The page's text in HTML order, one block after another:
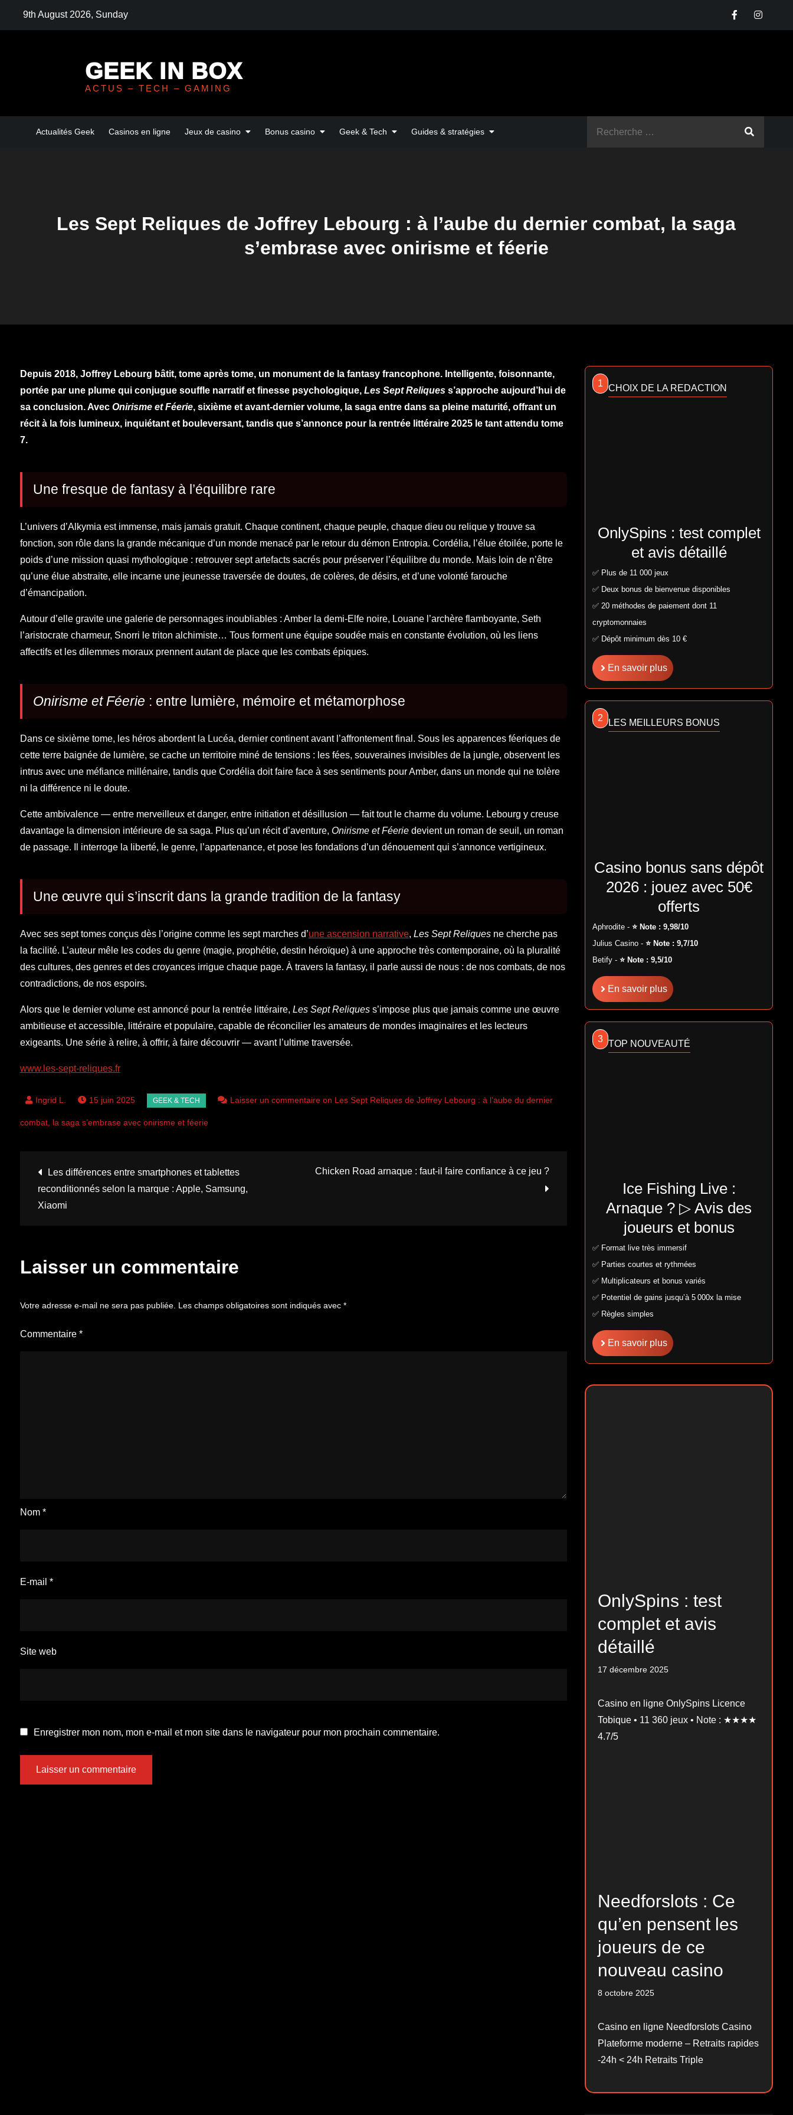
9th August 2026, Sunday
GEEK IN BOX
ACTUS – TECH – GAMING
Actualités Geek Casinos en ligne Jeux de casino Bonus casino Geek & Tech Guides & stratégies
Les Sept Reliques de Joffrey Lebourg : à l’aube du dernier combat, la saga
s’embrase avec onirisme et féerie
Depuis 2018, Joffrey Lebourg bâtit, tome après tome, un monument de la fantasy francophone. Intelligente, foisonnante,
portée par une plume qui conjugue souffle narratif et finesse psychologique, Les Sept Reliquess’approche aujourd’hui de
sa conclusion. Avec Onirisme et Féerie, sixième et avant-dernier volume, la saga entre dans sa pleine maturité, offrant un
récit à la fois lumineux, inquiétant et bouleversant, tandis que s’annonce pour la rentrée littéraire 2025 le tant attendu tome
7.
Une fresque de fantasy à l’équilibre rare
L’univers d’Alkymia est immense, mais jamais gratuit. Chaque continent, chaque peuple, chaque dieu ou relique y trouve sa
fonction, son rôle dans la grande mécanique d’un monde menacé par le retour du démon Entropia. Cordélia, l’élue étoilée, porte le
poids d’une mission quasi mythologique : retrouver sept artefacts sacrés pour préserver l’équilibre du monde. Mais loin de n’être
qu’une élue abstraite, elle incarne une jeunesse traversée de doutes, de colères, de désirs, et d’une volonté farouche
d’émancipation.
Autour d’elle gravite une galerie de personnages inoubliables : Amber la demi-Elfe noire, Louane l’archère flamboyante, Seth
l’aristocrate charmeur, Snorri le triton alchimiste… Tous forment une équipe soudée mais en constante évolution, où les liens
affectifs et les dilemmes moraux prennent autant de place que les combats épiques.
Onirisme et Féerie : entre lumière, mémoire et métamorphose
Dans ce sixième tome, les héros abordent la Lucéa, dernier continent avant l’affrontement final. Sous les apparences féeriques de
cette terre baignée de lumière, se cache un territoire miné de tensions : les fées, souveraines invisibles de la jungle, observent les
intrus avec une méfiance millénaire, tandis que Cordélia doit faire face à ses sentiments pour Amber, dans un monde qui ne tolère
ni la différence ni le doute.
Cette ambivalence — entre merveilleux et danger, entre initiation et désillusion — fait tout le charme du volume. Lebourg y creuse
davantage la dimension intérieure de sa saga. Plus qu’un récit d’aventure, Onirisme et Féeriedevient un roman de seuil, un roman
de passage. Il interroge la liberté, le genre, l’appartenance, et pose les fondations d’un dénouement qui s’annonce vertigineux.
Une œuvre qui s’inscrit dans la grande tradition de la fantasy
Avec ses sept tomes conçus dès l’origine comme les sept marches d’une ascension narrative, Les Sept Reliquesne cherche pas
la facilité. L’auteur mêle les codes du genre (magie, prophétie, destin héroïque) à une approche très contemporaine, où la pluralité
des cultures, des genres et des croyances irrigue chaque page. À travers la fantasy, il parle aussi de nous : de nos combats, de nos
contradictions, de nos espoirs.
Alors que le dernier volume est annoncé pour la rentrée littéraire, Les Sept Reliquess’impose plus que jamais comme une œuvre
ambitieuse et accessible, littéraire et populaire, capable de réconcilier les amateurs de mondes imaginaires et les lecteurs
exigeants. Une série à relire, à offrir, à faire découvrir — avant l’ultime traversée.
www.les-sept-reliques.fr
15 juin 2025 Laisser un commentaire on Les Sept Reliques de Joffrey Lebourg : à l’aube du dernier
combat, la saga s’embrase avec onirisme et féerie
Navigation
de
Les différences entre smartphones et tablettes
reconditionnés selon la marque : Apple, Samsung,
Xiaomi
Chicken Road arnaque : faut-il faire confiance à ce jeu ?
Laisser un commentaire
Votre adresse e-mail ne sera pas publiée. Les champs obligatoires sont indiqués avec *
Commentaire *
Nom *
E-mail *
Site web
Enregistrer mon nom, mon e-mail et mon site dans le navigateur pour mon prochain commentaire.
1 CHOIX DE LA REDACTION
OnlySpins : test complet
et avis détaillé
✅ Plus de 11 000 jeux
✅ Deux bonus de bienvenue disponibles
✅ 20 méthodes de paiement dont 11
cryptomonnaies
✅ Dépôt minimum dès 10 €
En savoir plus
2 LES MEILLEURS BONUS
Casino bonus sans dépôt
2026 : jouez avec 50€
offerts
Aphrodite -⭐ Note : 9,98/10
Julius Casino -⭐ Note : 9,7/10
Betify -⭐ Note : 9,5/10
En savoir plus
3 TOP NOUVEAUTÉ
Ice Fishing Live :
Arnaque ? ▷ Avis des
joueurs et bonus
✅ Format live très immersif
✅ Parties courtes et rythmées
✅ Multiplicateurs et bonus variés
✅ Potentiel de gains jusqu’à 5 000x la mise
✅ Règles simples
En savoir plus
OnlySpins : test
complet et avis
détaillé
17 décembre 2025
Casino en ligne OnlySpins Licence
Tobique • 11 360 jeux • Note : ★★★★
4.7/5
Needforslots : Ce
qu’en pensent les
joueurs de ce
nouveau casino
8 octobre 2025
Casino en ligne Needforslots Casino
Plateforme moderne – Retraits rapides
-24h < 24h Retraits Triple